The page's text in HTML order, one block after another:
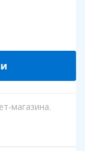
магазина.